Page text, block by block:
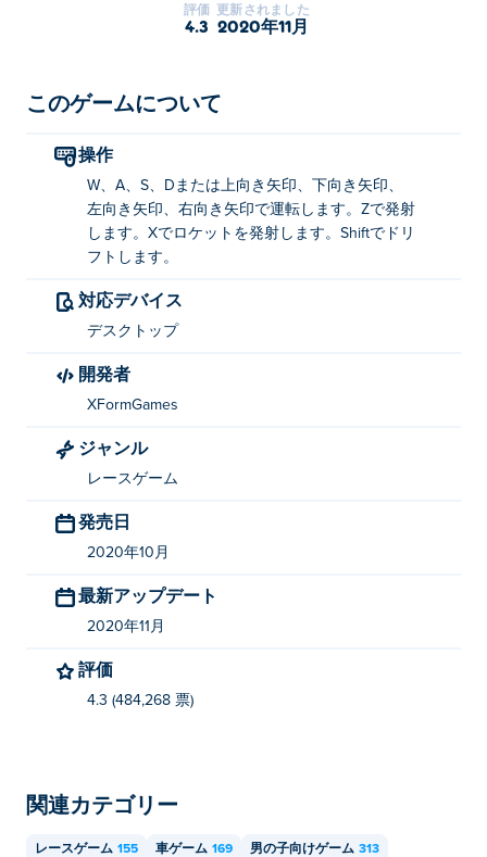
評価
4.3
更新されました
2020年11月
このゲームについて
操作
W、A、S、Dまたは上向き矢印、下向き矢印、
左向き矢印、右向き矢印で運転します。Zで発射
します。Xでロケットを発射します。Shiftでドリ
フトします。
対応デバイス
デスクトップ
開発者
XFormGames
ジャンル
レースゲーム
発売日
2020年10月
最新アップデート
2020年11月
評価
4.3 (484,268 票)
関連カテゴリー
レースゲーム 155 車ゲーム 169 男の子向けゲーム 313